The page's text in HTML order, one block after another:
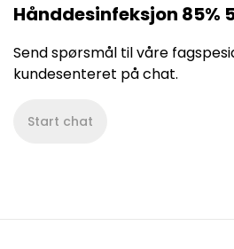
Hånddesinfeksjon 85%
Send spørsmål til våre
kundesenteret på chat.
Start chat